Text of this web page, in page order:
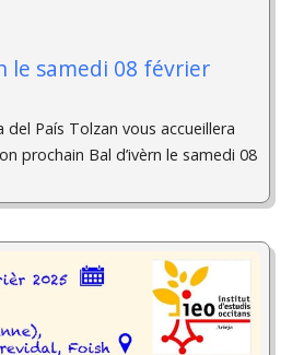
le samedi 08 février
del País Tolzan vous accueillera
prochain Bal d’ivèrn le samedi 08